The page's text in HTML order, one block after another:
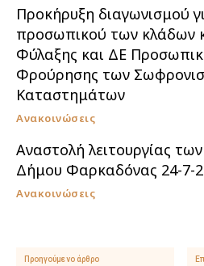
Προκήρυξη διαγωνισμού
προσωπικού των κλάδων
Φύλαξης και ΔΕ
Φρούρησης των
Καταστημάτων
Ανακοινώσεις
Αναστολή λειτουργίας
Δήμου Φαρκαδόνας 24-7-
Ανακοινώσεις
Προηγούμενο άρθρο